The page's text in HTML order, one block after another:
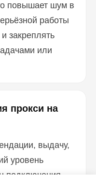
повышает шум в
работы
закреплять
или
прокси на
выдачу,
уровень
подключения